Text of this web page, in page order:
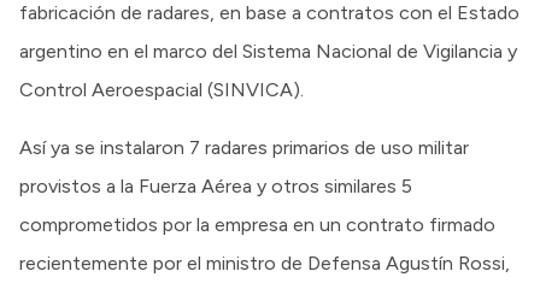
fabricación de radares, en base a contratos con el Estado
argentino en el marco del Sistema Nacional de Vigilancia y
Control Aeroespacial (SINVICA).
Así ya se instalaron 7 radares primarios de uso militar
provistos a la Fuerza Aérea y otros similares 5
comprometidos por la empresa en un contrato firmado
recientemente por el ministro de Defensa Agustín Rossi,